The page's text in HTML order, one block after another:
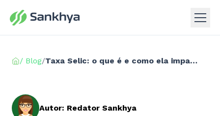
/ Blog/ Taxa Selic: o que é e como ela impacta nas finanças
Autor: Redator Sankhya